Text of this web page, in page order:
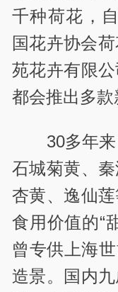
千种荷花，
国花卉协会
苑花卉有限
都会推出多款
30多年
石城菊黄、
杏黄、逸仙莲
食用价值的“
曾专供上海
造景。国内